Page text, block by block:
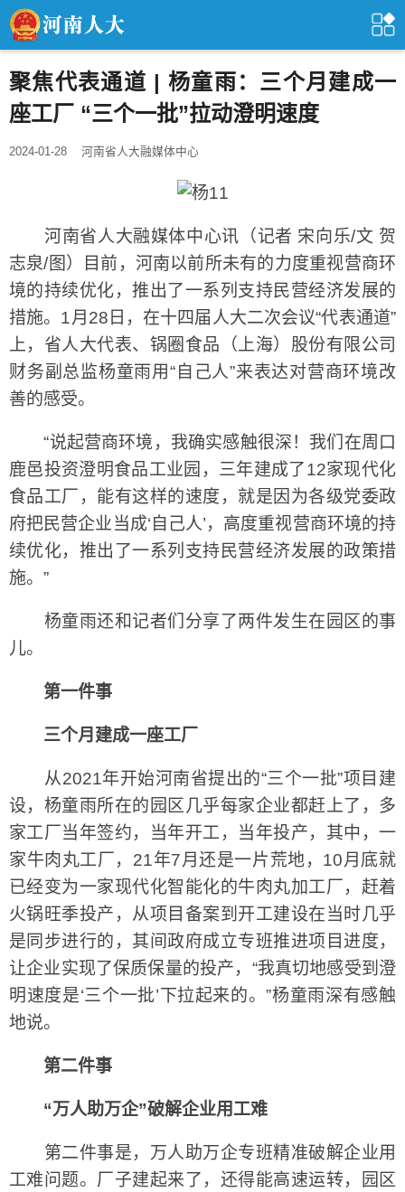
聚焦代表通道 | 杨童雨：三个月建成一
座工厂 “三个一批”拉动澄明速度
2024-01-28 河南省人大融媒体中心
河南省人大融媒体中心讯（记者 宋向乐/文 贺
志泉/图）目前，河南以前所未有的力度重视营商环
境的持续优化，推出了一系列支持民营经济发展的
措施。1月28日，在十四届人大二次会议“代表通道”
上，省人大代表、锅圈食品（上海）股份有限公司
财务副总监杨童雨用“自己人”来表达对营商环境改
善的感受。
“说起营商环境，我确实感触很深！我们在周口
鹿邑投资澄明食品工业园，三年建成了12家现代化
食品工厂，能有这样的速度，就是因为各级党委政
府把民营企业当成‘自己人’，高度重视营商环境的持
续优化，推出了一系列支持民营经济发展的政策措
施。”
杨童雨还和记者们分享了两件发生在园区的事
儿。
第一件事
三个月建成一座工厂
从2021年开始河南省提出的“三个一批”项目建
设，杨童雨所在的园区几乎每家企业都赶上了，多
家工厂当年签约，当年开工，当年投产，其中，一
家牛肉丸工厂，21年7月还是一片荒地，10月底就
已经变为一家现代化智能化的牛肉丸加工厂，赶着
火锅旺季投产，从项目备案到开工建设在当时几乎
是同步进行的，其间政府成立专班推进项目进度，
让企业实现了保质保量的投产，“我真切地感受到澄
明速度是‘三个一批’下拉起来的。”杨童雨深有感触
地说。
第二件事
“万人助万企”破解企业用工难
第二件事是，万人助万企专班精准破解企业用
工难问题。厂子建起来了，还得能高速运转，园区